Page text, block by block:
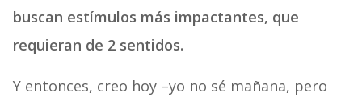
buscan estímulos más impactantes, que
requieran de 2 sentidos.
Y entonces, creo hoy –yo no sé mañana, pero